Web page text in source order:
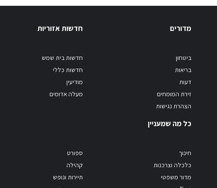
מדורים
ביטחון
בריאות
דעות
זירת המומחים
הצהרת נגישות
חדשות אזוריות
חדשות בית שמש
חדשות כללי
מודיעין
מעלה אדומים
כל מה שמעניין
חינוך
כלכלה וצרכנות
מדור משפטי
ספורט
קהילה
תיירות ונופש